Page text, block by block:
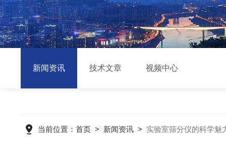
新闻资讯 技术文章 视频中心
当前位置： 首页> 新闻资讯> 实验室筛分仪的科学魅